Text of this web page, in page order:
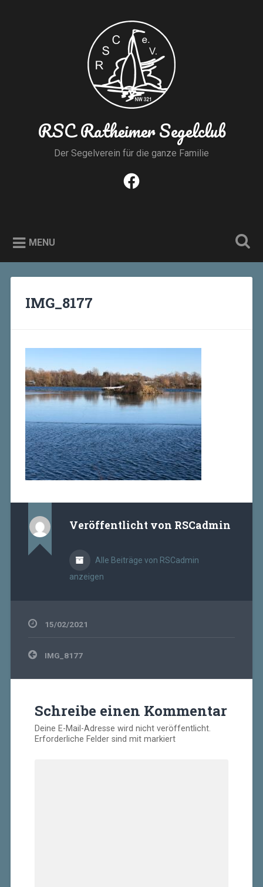
RSC Ratheimer Segelclub
Der Segelverein für die ganze Familie
Facebook
MENU
IMG_8177
Veröffentlicht von RSCadmin
Alle Beiträge von RSCadmin
anzeigen
15/02/2021
Beitragsnavigation
IMG_8177
Schreibe einen Kommentar
Deine E-Mail-Adresse wird nicht veröffentlicht.
Erforderliche Felder sind mitmarkiert